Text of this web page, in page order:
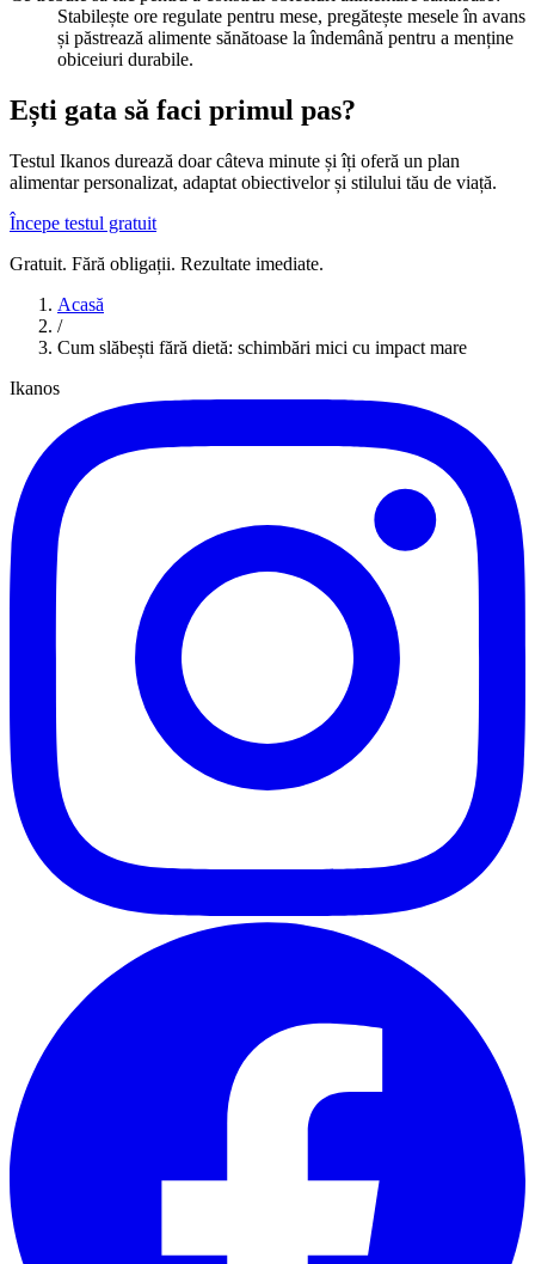
Stabilește ore regulate pentru mese, pregătește mesele în avans
și păstrează alimente sănătoase la îndemână pentru a menține
obiceiuri durabile.
Ești gata să faci primul pas?
Testul Ikanos durează doar câteva minute și îți oferă un plan
alimentar personalizat, adaptat obiectivelor și stilului tău de viață.
Începe testul gratuit
Gratuit. Fără obligații. Rezultate imediate.
Acasă
/
Cum slăbești fără dietă: schimbări mici cu impact mare
Ikanos